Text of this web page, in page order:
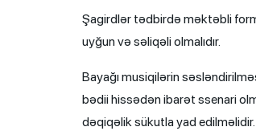
Şagirdlər tədbirdə məktəbli
uyğun və səliqəli olmalıdır.
Bayağı musiqilərin
bədii hissədən ibarət ssenari
dəqiqəlik sükutla yad